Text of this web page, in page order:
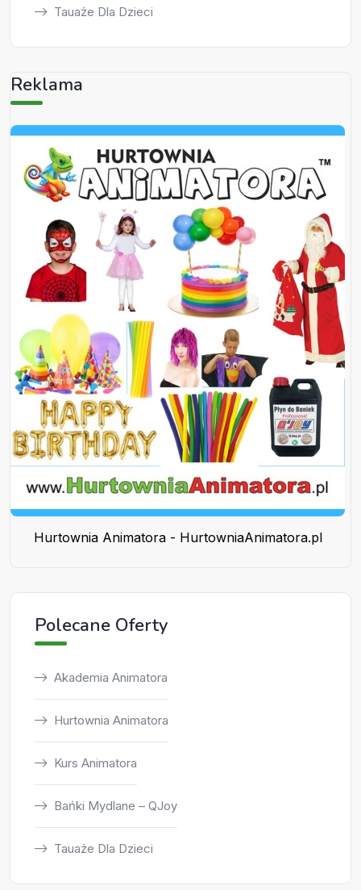
Tauaże Dla Dzieci
Reklama
Hurtownia Animatora - HurtowniaAnimatora.pl
Polecane Oferty
Akademia Animatora
Hurtownia Animatora
Kurs Animatora
Bańki Mydlane – QJoy
Tauaże Dla Dzieci